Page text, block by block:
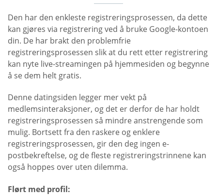
Den har den enkleste registreringsprosessen, da dette
kan gjøres via registrering ved å bruke Google-kontoen
din. De har brakt den problemfrie
registreringsprosessen slik at du rett etter registrering
kan nyte live-streamingen på hjemmesiden og begynne
å se dem helt gratis.
Denne datingsiden legger mer vekt på
medlemsinteraksjoner, og det er derfor de har holdt
registreringsprosessen så mindre anstrengende som
mulig. Bortsett fra den raskere og enklere
registreringsprosessen, gir den deg ingen e-
postbekreftelse, og de fleste registreringstrinnene kan
også hoppes over uten dilemma.
Flørt med profil: